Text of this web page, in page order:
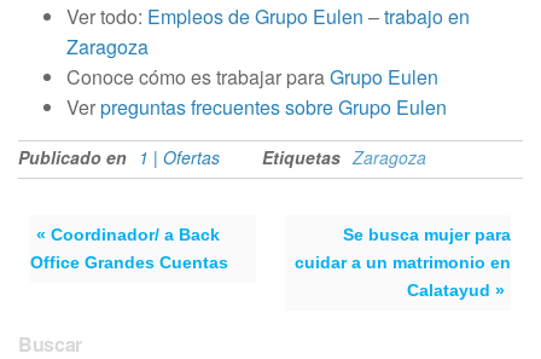
Ver todo: Empleos de Grupo Eulen –trabajo en
Zaragoza
Conoce cómo es trabajar paraGrupo Eulen
Verpreguntas frecuentes sobre Grupo Eulen
Publicado en 1 | Ofertas Etiquetas Zaragoza
« Coordinador/ a Back
Office Grandes Cuentas
Se busca mujer para
cuidar a un matrimonio en
Calatayud »
Buscar